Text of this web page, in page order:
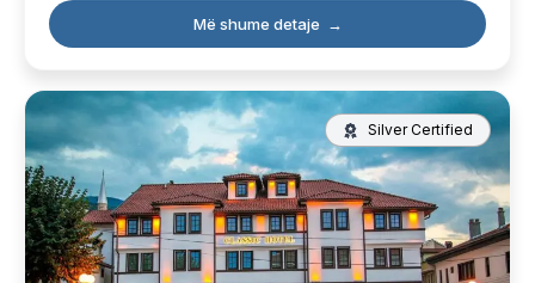
Më shume detaje →
Silver Certified